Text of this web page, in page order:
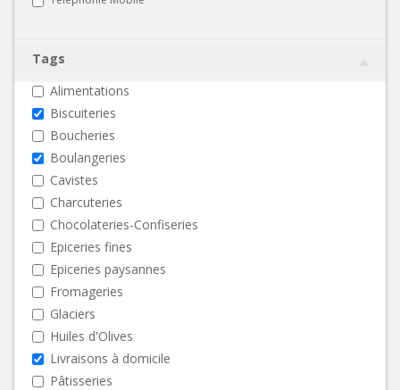
Tags
Alimentations
Biscuiteries
Boucheries
Boulangeries
Cavistes
Charcuteries
Chocolateries-Confiseries
Epiceries fines
Epiceries paysannes
Fromageries
Glaciers
Huiles d'Olives
Livraisons à domicile
Pâtisseries